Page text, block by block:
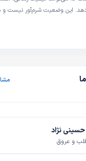
دهد. این وضعیت شرم‌آور نیست و
قابل بهبود است. در این مقاله
حسینی نژاد
و عروق